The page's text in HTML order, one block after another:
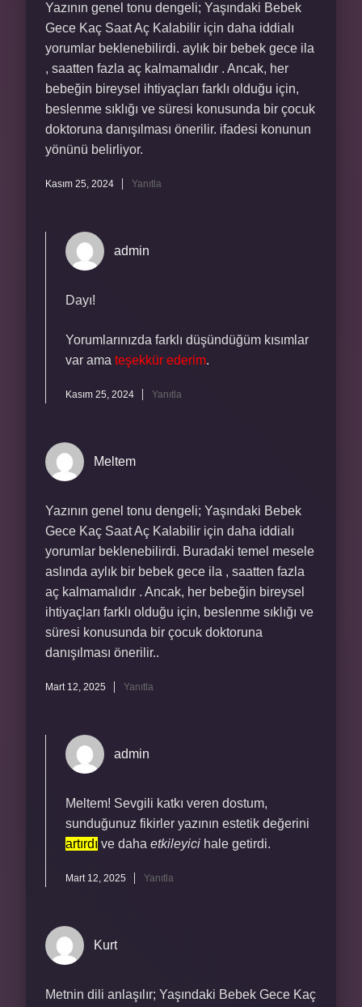
Yazının genel tonu dengeli; Yaşındaki Bebek
Gece Kaç Saat Aç Kalabilir için daha iddialı
yorumlar beklenebilirdi. aylık bir bebek gece ila
, saatten fazla aç kalmamalıdır . Ancak, her
bebeğin bireysel ihtiyaçları farklı olduğu için,
beslenme sıklığı ve süresi konusunda bir çocuk
doktoruna danışılması önerilir. ifadesi konunun
yönünü belirliyor.
Kasım 25, 2024 Yanıtla
admin
Dayı!
Yorumlarınızda farklı düşündüğüm kısımlar
var ama teşekkür ederim.
Kasım 25, 2024 Yanıtla
Meltem
Yazının genel tonu dengeli; Yaşındaki Bebek
Gece Kaç Saat Aç Kalabilir için daha iddialı
yorumlar beklenebilirdi. Buradaki temel mesele
aslında aylık bir bebek gece ila , saatten fazla
aç kalmamalıdır . Ancak, her bebeğin bireysel
ihtiyaçları farklı olduğu için, beslenme sıklığı ve
süresi konusunda bir çocuk doktoruna
danışılması önerilir..
Mart 12, 2025 Yanıtla
admin
Meltem! Sevgili katkı veren dostum,
sunduğunuz fikirler yazının estetik değerini
artırdı ve daha etkileyici hale getirdi.
Mart 12, 2025 Yanıtla
Kurt
Metnin dili anlaşılır; Yaşındaki Bebek Gece Kaç